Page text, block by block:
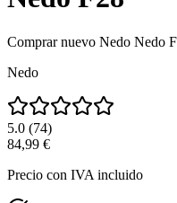
Comprar nuevo Nedo Nedo
Nedo
5.0 (74)
84,99 €
Precio con IVA incluido